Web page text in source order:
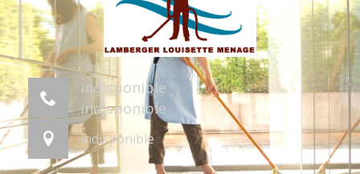
indisponible
indisponible
indisponible